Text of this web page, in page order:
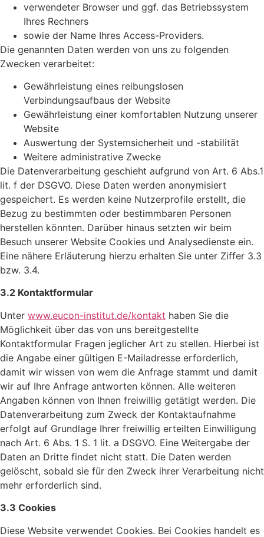
verwendeter Browser und ggf. das Betriebssystem
Ihres Rechners
sowie der Name Ihres Access-Providers.
Die genannten Daten werden von uns zu folgenden
Zwecken verarbeitet:
Gewährleistung eines reibungslosen
Verbindungsaufbaus der Website
Gewährleistung einer komfortablen Nutzung unserer
Website
Auswertung der Systemsicherheit und -stabilität
Weitere administrative Zwecke
Die Datenverarbeitung geschieht aufgrund von Art. 6 Abs.1
lit. f der DSGVO. Diese Daten werden anonymisiert
gespeichert. Es werden keine Nutzerprofile erstellt, die
Bezug zu bestimmten oder bestimmbaren Personen
herstellen könnten. Darüber hinaus setzten wir beim
Besuch unserer Website Cookies und Analysedienste ein.
Eine nähere Erläuterung hierzu erhalten Sie unter Ziffer 3.3
bzw. 3.4.
3.2 Kontaktformular
Unter www.eucon-institut.de/kontakt haben Sie die
Möglichkeit über das von uns bereitgestellte
Kontaktformular Fragen jeglicher Art zu stellen. Hierbei ist
die Angabe einer gültigen E-Mailadresse erforderlich,
damit wir wissen von wem die Anfrage stammt und damit
wir auf Ihre Anfrage antworten können. Alle weiteren
Angaben können von Ihnen freiwillig getätigt werden. Die
Datenverarbeitung zum Zweck der Kontaktaufnahme
erfolgt auf Grundlage Ihrer freiwillig erteilten Einwilligung
nach Art. 6 Abs. 1 S. 1 lit. a DSGVO. Eine Weitergabe der
Daten an Dritte findet nicht statt. Die Daten werden
gelöscht, sobald sie für den Zweck ihrer Verarbeitung nicht
mehr erforderlich sind.
3.3 Cookies
Diese Website verwendet Cookies. Bei Cookies handelt es